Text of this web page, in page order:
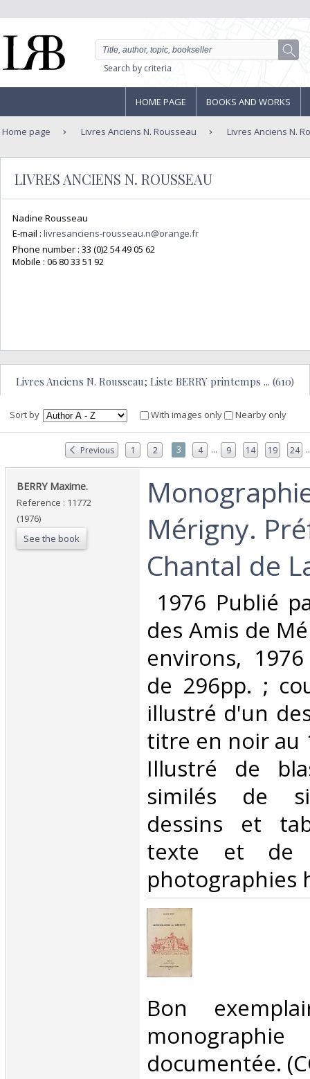
Search by criteria
HOME PAGE BOOKS AND WORKS
Home page Livres Anciens N. Rousseau Livres Anciens N.
LIVRES ANCIENS N. ROUSSEAU
Nadine Rousseau
E-mail : livresanciens-rousseau.n@orange.fr
Phone number : 33 (0)2 54 49 05 62
Mobile : 06 80 33 51 92
Livres Anciens N. Rousseau; Liste BERRY printemps ... (610)
Sort by With images only Nearby only
Previous 1 2 3 4 ... 9 14 19 24
‎BERRY Maxime.‎
Reference : 11772
(1976)
See the book
Mérigny.
Chantal de
1976 Publié
des Amis de
environs,
de 296pp. ;
illustré d'un
titre en noir au
Illustré de
similés de
dessins et
texte et de
photographies
‎Bon
documentée.